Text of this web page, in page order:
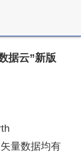
据云”新版
量数据均有